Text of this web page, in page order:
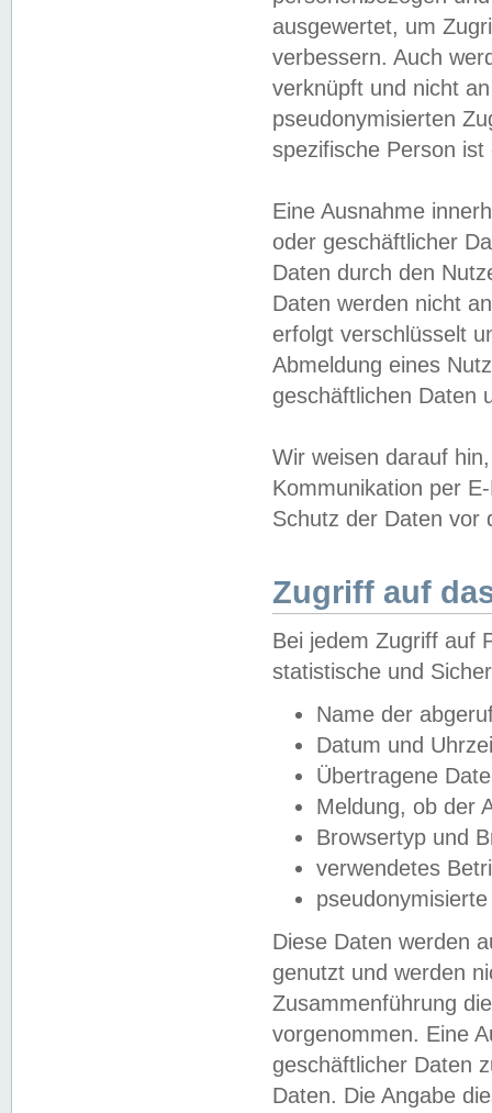
ausgewertet, um
verbessern. Auch
verknüpft und nicht
pseudonymisierten
spezifische Person
Eine Ausnahme
oder geschäftlicher
Daten durch den
Daten werden nicht
erfolgt verschlüsselt
Abmeldung eines
geschäftlichen Daten
Wir weisen darauf
Kommunikation per
Schutz der Daten vor
Zugriff auf
Bei jedem Zugriff auf
statistische und
Name der
Datum und
Übertragene
Meldung, ob der
Browsertyp und
verwendetes
Diese Daten werden
genutzt und werden
Zusammenführung
vorgenommen. Eine
geschäftlicher Daten
Daten. Die Angabe